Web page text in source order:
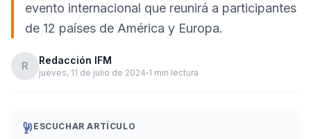
evento internacional que reunirá a participantes
de 12 países de América y Europa.
R Redacción IFM
jueves, 11 de julio de 2024 1 min lectura
ESCUCHAR ARTÍCULO